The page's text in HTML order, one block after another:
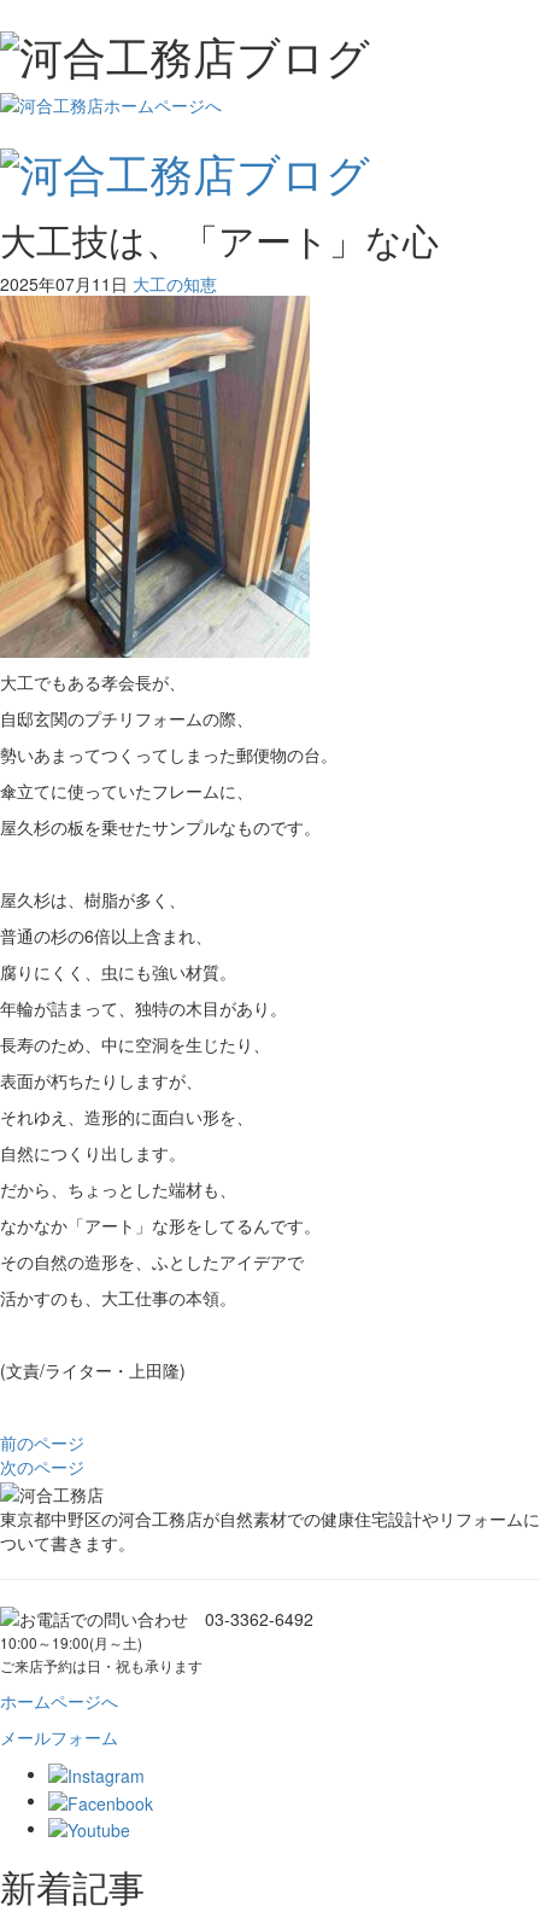
大工技は、「アート」な心
2025年07月11日 大工の知恵
大工でもある孝会長が、
自邸玄関のプチリフォームの際、
勢いあまってつくってしまった郵便物の台。
傘立てに使っていたフレームに、
屋久杉の板を乗せたサンプルなものです。
屋久杉は、樹脂が多く、
普通の杉の6倍以上含まれ、
腐りにくく、虫にも強い材質。
年輪が詰まって、独特の木目があり。
長寿のため、中に空洞を生じたり、
表面が朽ちたりしますが、
それゆえ、造形的に面白い形を、
自然につくり出します。
だから、ちょっとした端材も、
なかなか「アート」な形をしてるんです。
その自然の造形を、ふとしたアイデアで
活かすのも、大工仕事の本領。
(文責/ライター・上田隆)
前のページ
次のページ
東京都中野区の河合工務店が自然素材での健康住宅設計やリフォームに
ついて書きます。
10:00～19:00(月～土)
ご来店予約は日・祝も承ります
ホームページへ
メールフォーム
新着記事